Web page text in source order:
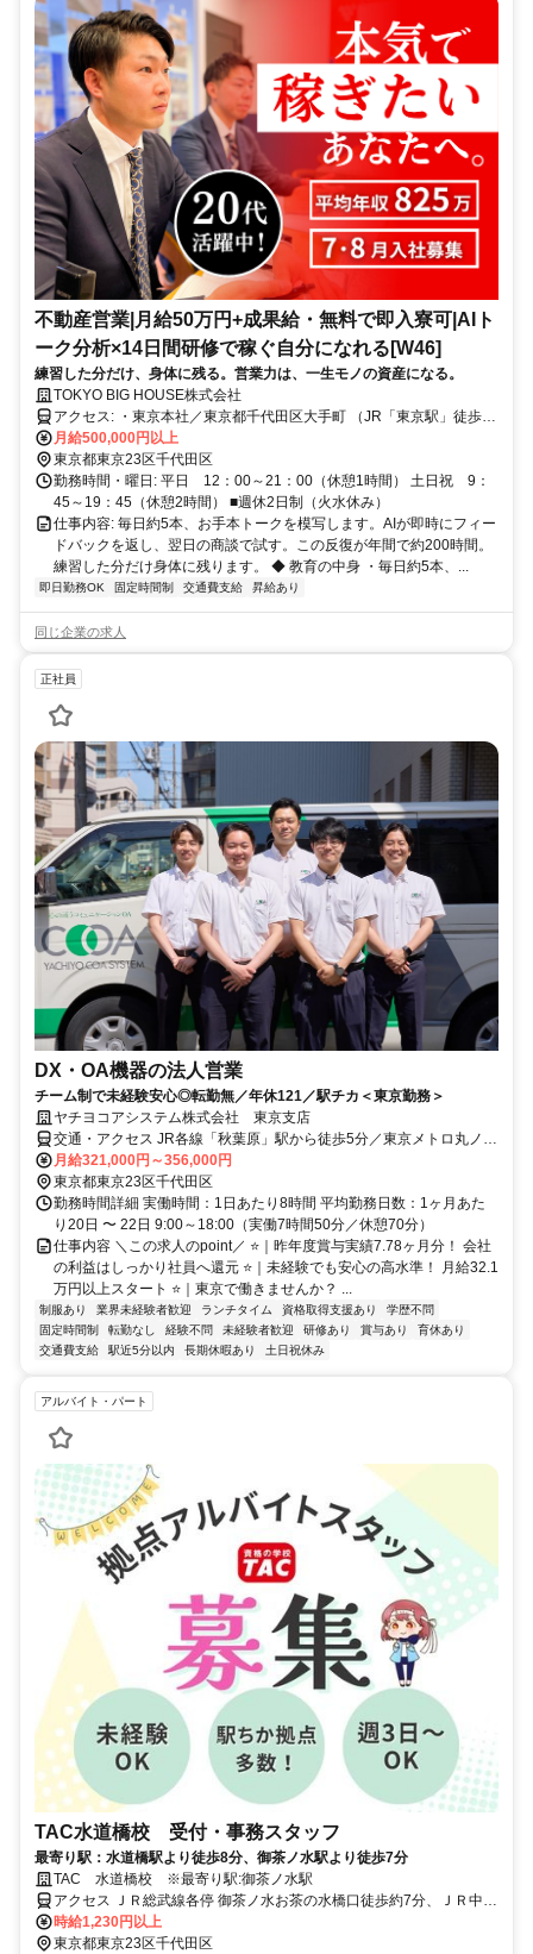
不動産営業|月給50万円+成果給・無料で即入寮可|AIト
ーク分析×14日間研修で稼ぐ自分になれる[W46]
練習した分だけ、身体に残る。営業力は、一生モノの資産になる。
TOKYO BIG HOUSE株式会社
アクセス: ・東京本社／東京都千代田区大手町 （JR「東京駅」徒歩8
分、丸の内線・半蔵門線・東西線「大手町駅」駅直結） ・船橋営業
所／千葉県船橋市前原西 （JR「津田沼駅」徒歩5分、京成線「新津田
沼駅」徒歩9分） ・埼玉営業所 2026年10月OPEN予定！ オープニ
ングスタッフ募集中です！！
月給500,000円以上
東京都東京23区千代田区
勤務時間・曜日: 平日 12：00～21：00（休憩1時間） 土日祝 9：
45～19：45（休憩2時間） ■週休2日制（火水休み）
仕事内容: 毎日約5本、お手本トークを模写します。AIが即時にフィー
ドバックを返し、翌日の商談で試す。この反復が年間で約200時間。
練習した分だけ身体に残ります。 ◆ 教育の中身 ・毎日約5本、...
即日勤務OK 固定時間制 交通費支給 昇給あり
同じ企業の求人
正社員
DX・OA機器の法人営業
チーム制で未経験安心◎転勤無／年休121／駅チカ＜東京勤務＞
ヤチヨコアシステム株式会社 東京支店
交通・アクセス JR各線「秋葉原」駅から徒歩5分／東京メトロ丸ノ内
線「淡路町」駅から徒歩3分／都営地下鉄新宿線「小川町」駅から徒
歩3分
月給321,000円～356,000円
東京都東京23区千代田区
勤務時間詳細 実働時間：1日あたり8時間 平均勤務日数：1ヶ月あた
り20日 〜 22日 9:00～18:00（実働7時間50分／休憩70分）
仕事内容 ＼この求人のpoint／ ⭐｜昨年度賞与実績7.78ヶ月分！ 会社
の利益はしっかり社員へ還元 ⭐｜未経験でも安心の高水準！ 月給32.1
万円以上スタート ⭐｜東京で働きませんか？ ...
制服あり 業界未経験者歓迎 ランチタイム 資格取得支援あり
学歴不問
固定時間制
転勤なし 経験不問 未経験者歓迎 研修あり 賞与あり
育休あり
交通費支給
駅近5分以内 長期休暇あり 土日祝休み
アルバイト・パート
TAC水道橋校 受付・事務スタッフ
最寄り駅：水道橋駅より徒歩8分、御茶ノ水駅より徒歩7分
TAC 水道橋校 ※最寄り駅:御茶ノ水駅
アクセス ＪＲ総武線各停 御茶ノ水お茶の水橋口徒歩約7分、ＪＲ中央
本線 水道橋東口徒歩約7分、東京メトロ丸ノ内線 御茶ノ水2番口徒歩
約8分 JR御茶ノ水、水道橋駅徒歩7分
時給1,230円以上
東京都東京23区千代田区